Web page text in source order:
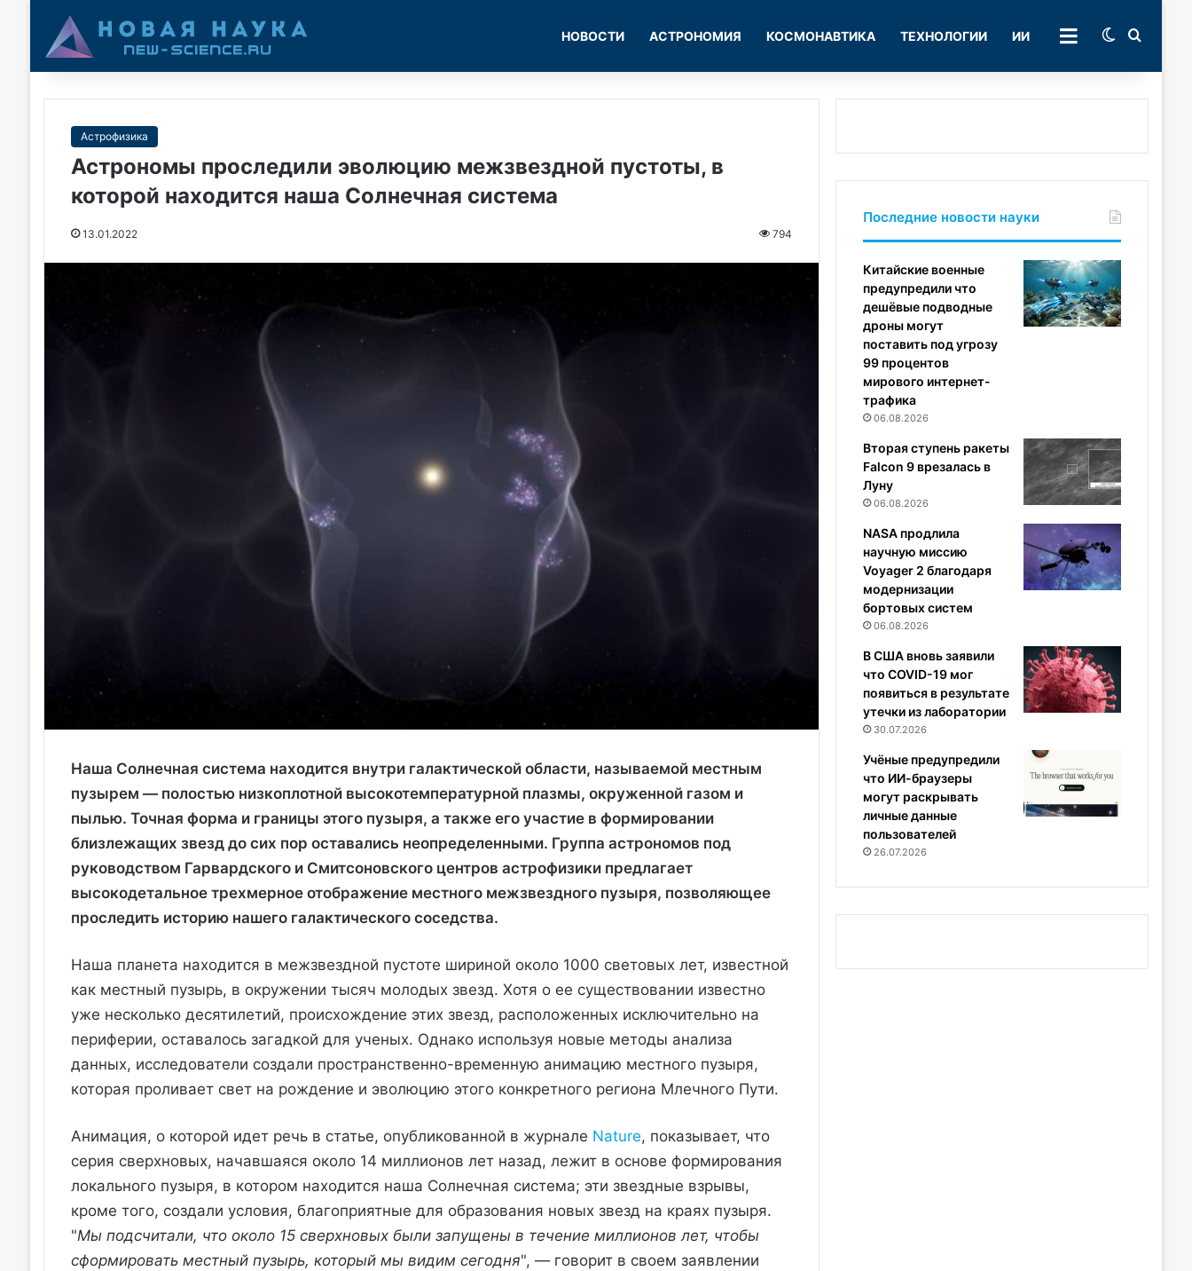
НОВОСТИ АСТРОНОМИЯ КОСМОНАВТИКА ТЕХНОЛОГИИ ИИ РУБРИКИSwitch skin
Астрофизика
Астрономы проследили эволюцию межзвездной пустоты, в
которой находится наша Солнечная система
13.01.2022 794
Наша Солнечная система находится внутри галактической области, называемой местным
пузырем — полостью низкоплотной высокотемпературной плазмы, окруженной газом и
пылью. Точная форма и границы этого пузыря, а также его участие в формировании
близлежащих звезд до сих пор оставались неопределенными. Группа астрономов под
руководством Гарвардского и Смитсоновского центров астрофизики предлагает
высокодетальное трехмерное отображение местного межзвездного пузыря, позволяющее
проследить историю нашего галактического соседства.
Наша планета находится в межзвездной пустоте шириной около 1000 световых лет, известной
как местный пузырь, в окружении тысяч молодых звезд. Хотя о ее существовании известно
уже несколько десятилетий, происхождение этих звезд, расположенных исключительно на
периферии, оставалось загадкой для ученых. Однако используя новые методы анализа
данных, исследователи создали пространственно-временную анимацию местного пузыря,
которая проливает свет на рождение и эволюцию этого конкретного региона Млечного Пути.
Анимация, о которой идет речь в статье, опубликованной в журнале Nature, показывает, что
серия сверхновых, начавшаяся около 14 миллионов лет назад, лежит в основе формирования
локального пузыря, в котором находится наша Солнечная система; эти звездные взрывы,
кроме того, создали условия, благоприятные для образования новых звезд на краях пузыря.
"Мы подсчитали, что около 15 сверхновых были запущены в течение миллионов лет, чтобы
сформировать местный пузырь, который мы видим сегодня", — говорит в своем заявлении
Последние новости науки
Китайские военные
предупредили что
дешёвые подводные
дроны могут
поставить под угрозу
99 процентов
мирового интернет-
трафика
06.08.2026
Вторая ступень ракеты
Falcon 9 врезалась в
Луну
06.08.2026
NASA продлила
научную миссию
Voyager 2 благодаря
модернизации
бортовых систем
06.08.2026
В США вновь заявили
что COVID-19 мог
появиться в результате
утечки из лаборатории
30.07.2026
Учёные предупредили
что ИИ-браузеры
могут раскрывать
личные данные
пользователей
26.07.2026